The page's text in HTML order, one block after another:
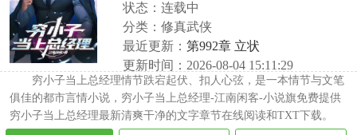
状态：连载中
分类：修真武侠
最近更新： 第992章 立状
更新时间：2026-08-04 15:11:29
穷小子当上总经理情节跌宕起伏、扣人心弦，是一本情节与文笔
俱佳的都市言情小说，穷小子当上总经理-江南闲客-小说旗免费提供
穷小子当上总经理最新清爽干净的文字章节在线阅读和TXT下载。